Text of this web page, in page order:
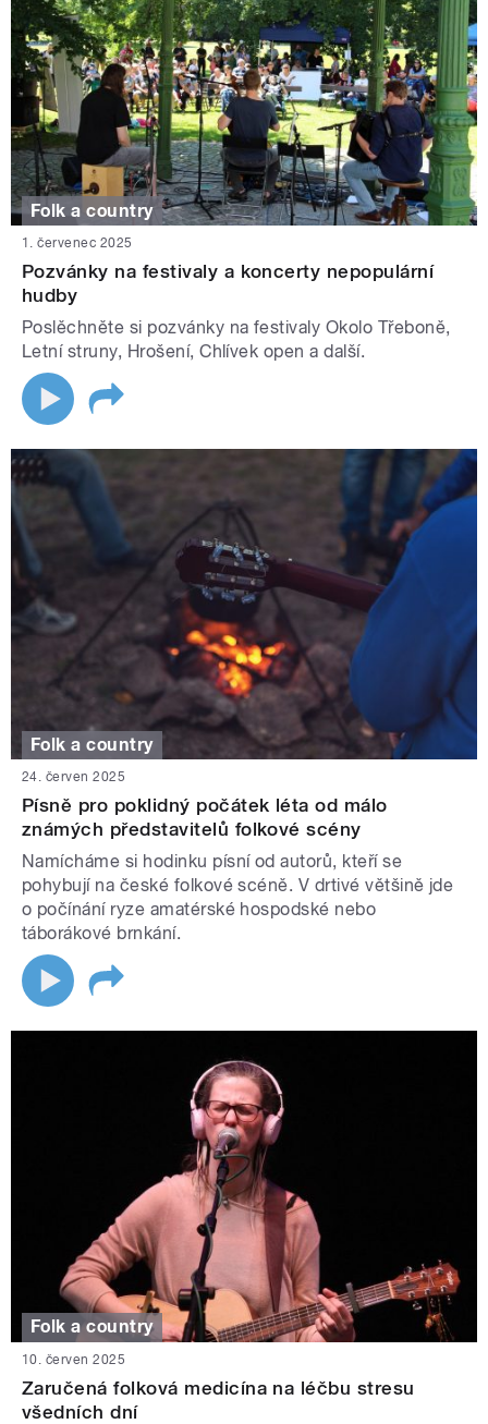
Folk a country
1. červenec 2025
Pozvánky na festivaly a koncerty nepopulární
hudby
Poslěchněte si pozvánky na festivaly Okolo Třeboně,
Letní struny, Hrošení, Chlívek open a další.
Folk a country
24. červen 2025
Písně pro poklidný počátek léta od málo
známých představitelů folkové scény
Namícháme si hodinku písní od autorů, kteří se
pohybují na české folkové scéně. V drtivé většině jde
o počínání ryze amatérské hospodské nebo
táborákové brnkání.
Folk a country
10. červen 2025
Zaručená folková medicína na léčbu stresu
všedních dní